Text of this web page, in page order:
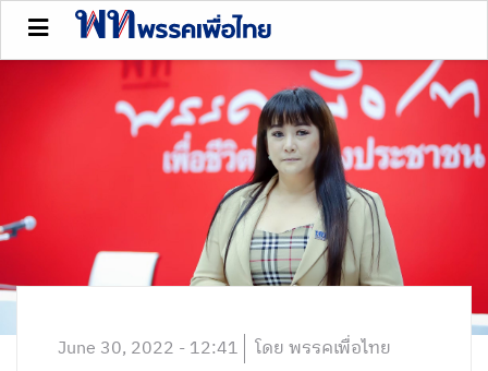
June 30, 2022 - 12:41 โดย พรรคเพื่อไทย